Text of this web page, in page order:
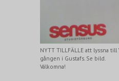
NYTT TILLFÄLLE att lyssna till
gången i Gustafs. Se bild.
Välkomna!